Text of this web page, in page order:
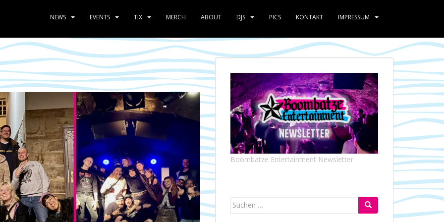
NEWS EVENTS TIX MERCH ABOUT DJS PICS KONTAKT IMPRESSUM
Boombatze Entertainment Newsletter
Suchen